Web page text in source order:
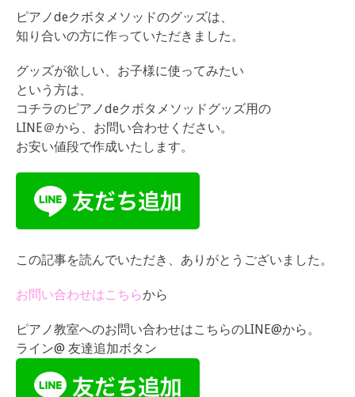
ピアノdeクボタメソッドのグッズは、
知り合いの方に作っていただきました。
グッズが欲しい、お子様に使ってみたい
という方は、
コチラのピアノdeクボタメソッドグッズ用の
LINE＠から、お問い合わせください。
お安い値段で作成いたします。
この記事を読んでいただき、ありがとうございました。
お問い合わせはこちらから
ピアノ教室へのお問い合わせはこちらのLINE@から。
ライン@ 友達追加ボタン